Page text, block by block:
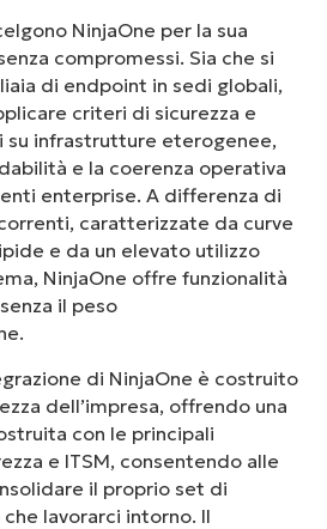
NinjaOne per la sua
compromessi. Sia che si
di endpoint in sedi globali,
criteri di sicurezza e
infrastrutture eterogenee,
e la coerenza operativa
enterprise. A differenza di
caratterizzate da curve
e da un elevato utilizzo
NinjaOne offre funzionalità
il peso
di NinjaOne è costruito
dell’impresa, offrendo una
con le principali
e ITSM, consentendo alle
il proprio set di
lavorarci intorno. Il